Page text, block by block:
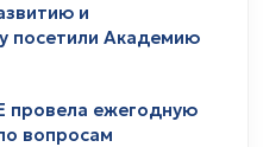
и
посетили Академию
провела ежегодную
вопросам